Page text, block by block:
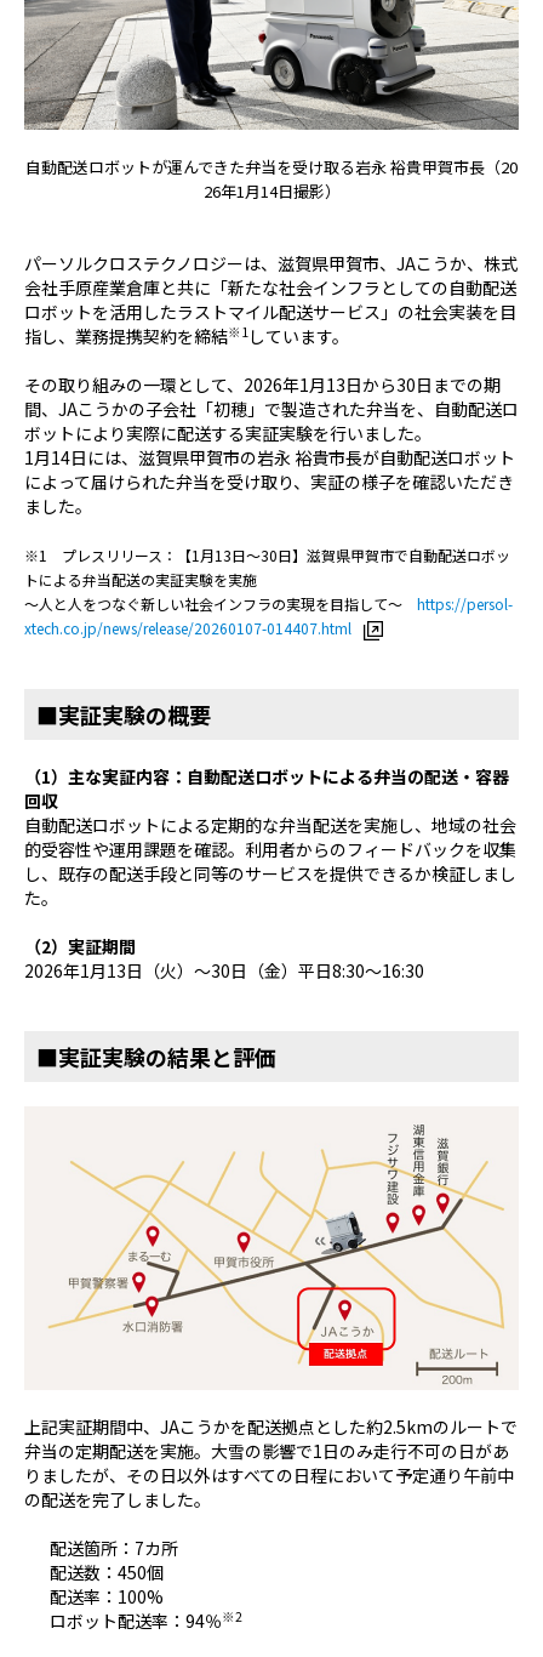
自動配送ロボットが運んできた弁当を受け取る岩永 裕貴甲賀市長（20
26年1月14日撮影）
パーソルクロステクノロジーは、滋賀県甲賀市、 JAこうか、株式
会社手原産業倉庫と共に「新たな社会インフラとしての自動配送
ロボットを活用したラストマイル配送サービス」の社会実装を目
指し、業務提携契約を締結※ 1 しています。
その取り組みの一環として、 2026年1月13日から30日までの期
間、 JAこうかの子会社「初穂」で製造された弁当を、自動配送ロ
ボットにより実際に配送する実証実験を行いました。
1月14日には、滋賀県甲賀市の岩永 裕貴市長が自動配送ロボット
によって届けられた弁当を受け取り、実証の様子を確認いただき
ました。
※1 プレスリリース：【1月13日～30日】滋賀県甲賀市で自動配送ロボッ
トによる弁当配送の実証実験を実施
～人と人をつなぐ新しい社会インフラの実現を目指して～ https://persol-
xtech.co.jp/news/release/20260107-014407.html
■実証実験の概要
（1）主な実証内容：自動配送ロボットによる弁当の配送・容器
回収
自動配送ロボットによる定期的な弁当配送を実施し、地域の社会
的受容性や運用課題を確認。利用者からのフィードバックを収集
し、既存の配送手段と同等のサービスを提供できるか検証しまし
た。
（2）実証期間
2026年1月13日（火）～30日（金）平日8:30～16:30
■実証実験の結果と評価
上記実証期間中、 JAこうかを配送拠点とした約2.5kmのルートで
弁当の定期配送を実施。大雪の影響で1日のみ走行不可の日があ
りましたが、その日以外はすべての日程において予定通り午前中
の配送を完了しました。
配送箇所： 7カ所
配送数： 450個
配送率： 100%
ロボット配送率： 94％※2